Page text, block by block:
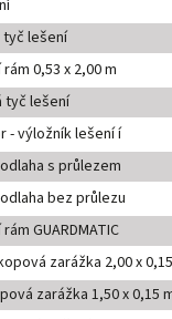
tyč lešení
0,53 x 2,00 m
tyč lešení
- výložník lešení í
s průlezem
bez průlezu
GUARDMATIC
zarážka 2,00 x
zarážka 1,50 x 0,15